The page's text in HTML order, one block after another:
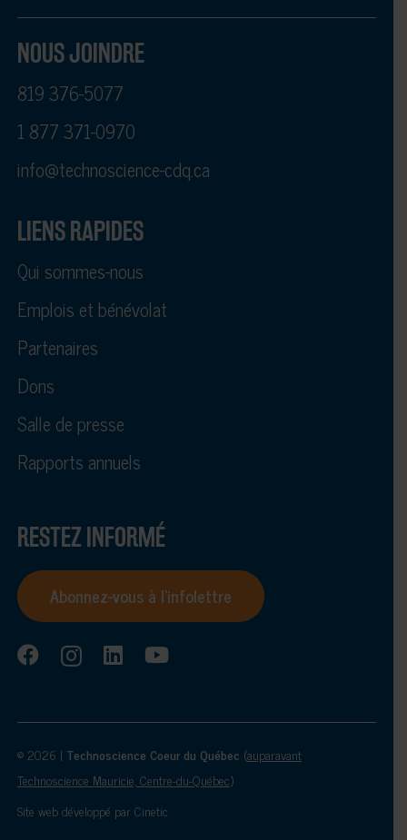
NOUS JOINDRE
819 376-5077
1 877 371-0970
info@technoscience-cdq.ca
LIENS RAPIDES
Qui sommes-nous
Emplois et bénévolat
Partenaires
Dons
Salle de presse
Rapports annuels
RESTEZ INFORMÉ
Abonnez-vous à l’infolettre
© 2026 | Technoscience Coeur du Québec (auparavant
Technoscience Mauricie, Centre-du-Québec)
Site web développé par Cinetic